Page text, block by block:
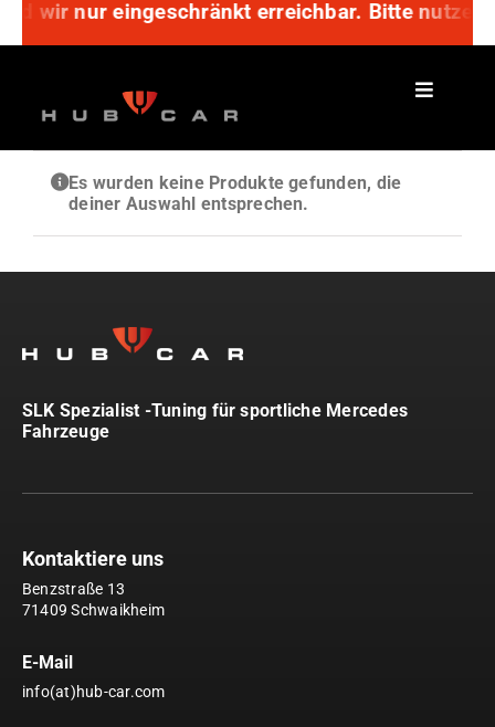
Zum
springen
wir nur eingeschränkt erreichbar. Bitte
Es wurden keine Produkte gefunden, die
deiner Auswahl entsprechen.
SLK Spezialist -Tuning für sportliche Mercedes
Fahrzeuge
Kontaktiere uns
Benzstraße 13
71409 Schwaikheim
E-Mail
info(at)hub-car.com